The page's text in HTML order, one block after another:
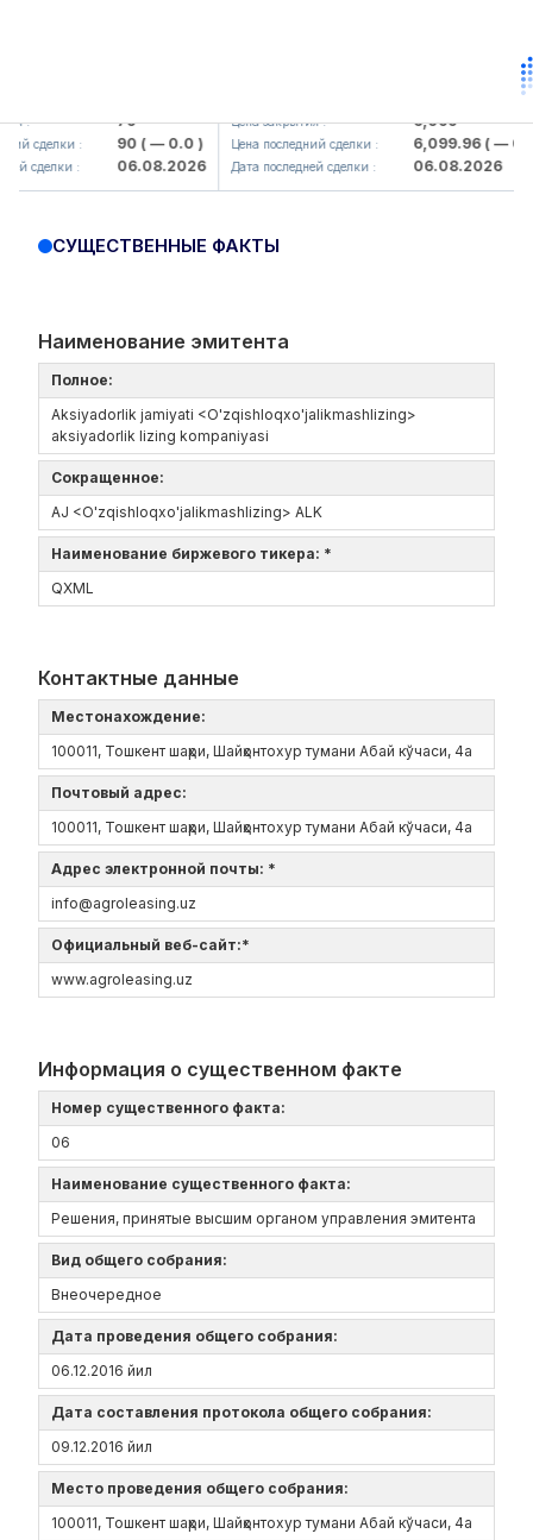
79
: 90 ( — 0.0 )
: 06.08.2026
Цена закрытия : 6,099
Цена последний сделки : 6,099.96( — 0.0 )
Дата последней сделки : 06.08.2026
СУЩЕСТВЕННЫЕ ФАКТЫ
Наименование эмитента
Полное:
Aksiyadorlik jamiyati <O'zqishloqxo'jalikmashlizing>
aksiyadorlik lizing kompaniyasi
Сокращенное:
AJ <O'zqishloqxo'jalikmashlizing> ALK
Наименование биржевого тикера: *
QXML
Контактные данные
Местонахождение:
100011, Тошкент шаҳри, Шайҳонтохур тумани Абай кўчаси, 4а
Почтовый адрес:
100011, Тошкент шаҳри, Шайҳонтохур тумани Абай кўчаси, 4а
Адрес электронной почты: *
info@agroleasing.uz
Официальный веб-сайт:*
www.agroleasing.uz
Информация о существенном факте
Номер существенного факта:
06
Наименование существенного факта:
Решения, принятые высшим органом управления эмитента
Вид общего собрания:
Внеочередное
Дата проведения общего собрания:
06.12.2016 йил
Дата составления протокола общего собрания:
09.12.2016 йил
Место проведения общего собрания:
100011, Тошкент шаҳри, Шайҳонтохур тумани Абай кўчаси, 4а